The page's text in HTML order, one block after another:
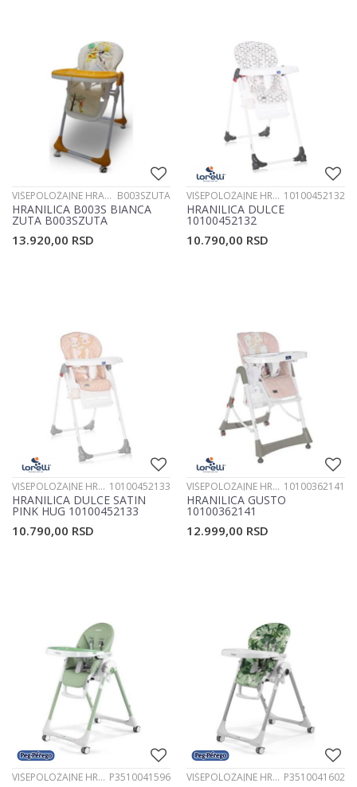
VIŠEPOLOŽAJNE HRANILICE B003SZUTA
HRANILICA B003S BIANCA
ZUTA B003SZUTA
13.920,00 RSD
VIŠEPOLOŽAJNE HRANILICE 10100452132
HRANILICA DULCE
10100452132
10.790,00 RSD
VIŠEPOLOŽAJNE HRANILICE 10100452133
HRANILICA DULCE SATIN
PINK HUG 10100452133
10.790,00 RSD
VIŠEPOLOŽAJNE HRANILICE 10100362141
HRANILICA GUSTO
10100362141
12.999,00 RSD
VIŠEPOLOŽAJNE HRANILICE P3510041596 VIŠEPOLOŽAJNE HRANILICE P3510041602